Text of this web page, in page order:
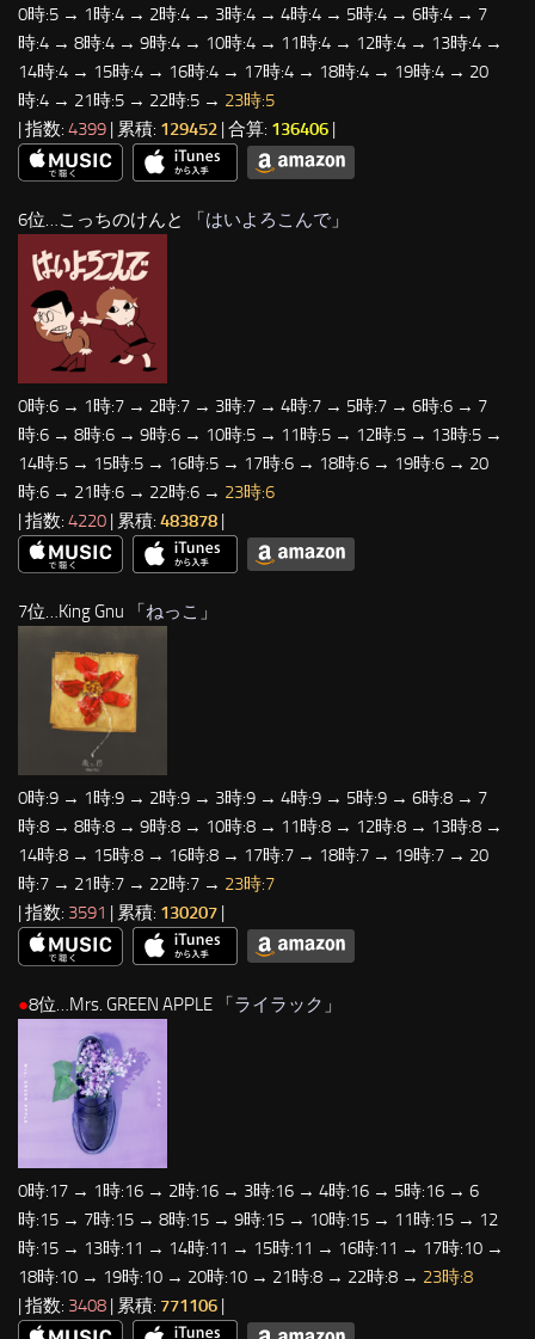
0時:5 → 1時:4 → 2時:4 → 3時:4 → 4時:4 → 5時:4 → 6時:4 → 7
時:4 → 8時:4 → 9時:4 → 10時:4 → 11時:4 → 12時:4 → 13時:4 →
14時:4 → 15時:4 → 16時:4 → 17時:4 → 18時:4 → 19時:4 → 20
時:4 → 21時:5 → 22時:5 → 23時:5
| 指数: 4399 | 累積: 129452 | 合算: 136406 |
6位…こっちのけんと 「はいよろこんで 」
0時:6 → 1時:7 → 2時:7 → 3時:7 → 4時:7 → 5時:7 → 6時:6 → 7
時:6 → 8時:6 → 9時:6 → 10時:5 → 11時:5 → 12時:5 → 13時:5 →
14時:5 → 15時:5 → 16時:5 → 17時:6 → 18時:6 → 19時:6 → 20
時:6 → 21時:6 → 22時:6 → 23時:6
| 指数: 4220 | 累積: 483878 |
7位…King Gnu 「 ねっこ 」
0時:9 → 1時:9 → 2時:9 → 3時:9 → 4時:9 → 5時:9 → 6時:8 → 7
時:8 → 8時:8 → 9時:8 → 10時:8 → 11時:8 → 12時:8 → 13時:8 →
14時:8 → 15時:8 → 16時:8 → 17時:7 → 18時:7 → 19時:7 → 20
時:7 → 21時:7 → 22時:7 → 23時:7
| 指数: 3591 | 累積: 130207
●8位…Mrs. GREEN APPLE 「ライラック 」
0時:17 → 1時:16 → 2時:16 → 3時:16 → 4時:16 → 5時:16 → 6
時:15 → 7時:15 → 8時:15 → 9時:15 → 10時:15 → 11時:15 → 12
時:15 → 13時:11 → 14時:11 → 15時:11 → 16時:11 → 17時:10 →
18時:10 → 19時:10 → 20時:10 → 21時:8 → 22時:8 → 23時:8
| 指数: 3408 | 累積: 771106 |